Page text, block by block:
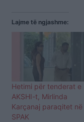
Lajme të ngjashme:
Hetimi për tenderat e
AKSHI-t, Mirlinda
Karçanaj paraqitet në
SPAK